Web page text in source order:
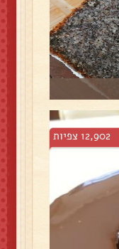
12,902 צפיות